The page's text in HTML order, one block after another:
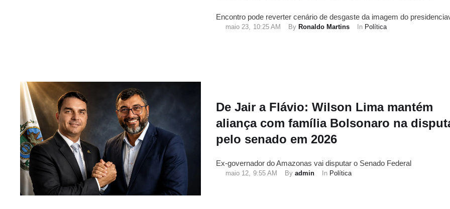
Encontro pode reverter cenário de desgaste da imagem do
maio 23, 10:25 AM By Ronaldo Martins In Política
De Jair a Flávio: Wilson Lima mantém
aliança com família Bolsonaro na
pelo senado em 2026
Ex-governador do Amazonas vai disputar o Senado Federal
maio 12, 9:55 AM By admin In Política